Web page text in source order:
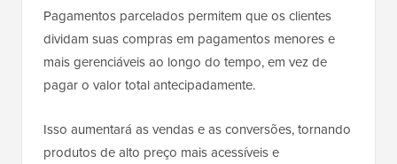
Pagamentos parcelados permitem que os clientes
dividam suas compras em pagamentos menores e
mais gerenciáveis ao longo do tempo, em vez de
pagar o valor total antecipadamente.
Isso aumentará as vendas e as conversões, tornando
produtos de alto preço mais acessíveis e